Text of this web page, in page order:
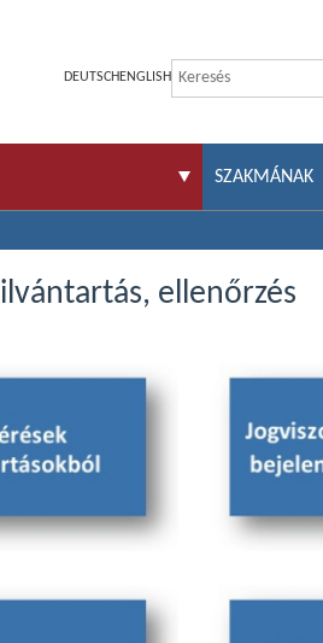
DEUTSCH ENGLISH
SZAKMÁNAK
ellenőrzés